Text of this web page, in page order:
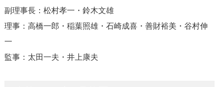
副理事長：松村孝一・鈴木文雄
理事：高橋一郎・稲葉照雄・石崎成喜・善財裕美・谷村伸
一
監事：太田一夫・井上康夫